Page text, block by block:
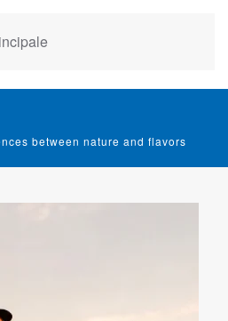
between nature and flavors